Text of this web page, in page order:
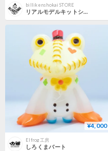
billikenshokai STORE
リアルモデルキットシリーズ/ウルトラマンCタイプ
¥4,000
Elfrog工房
しろくまバート